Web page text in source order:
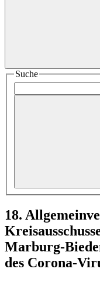
Suche
18.
Marburg-
des Corona-